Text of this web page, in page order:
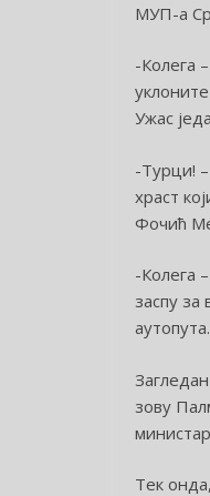
МУП-а
-Колега
Ужас
-Турци!
храст
Фочић
-Колега
заспу
зову
Тек